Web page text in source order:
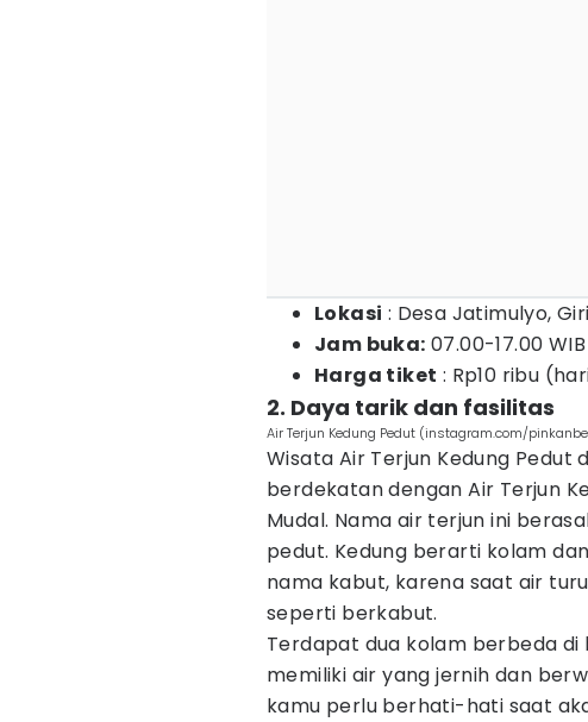
Lokasi : Desa Jatimulyo,
Jam buka: 07.00-17.00 WIB
Harga tiket : Rp10 ribu
2. Daya tarik dan fasilitas
Air Terjun Kedung Pedut (instagram.com/
Wisata Air Terjun Kedung Pedut
berdekatan dengan Air Terjun
Mudal. Nama air terjun ini
pedut. Kedung berarti kolam
nama kabut, karena saat air
seperti berkabut.
Terdapat dua kolam berbeda di
memiliki air yang jernih dan
kamu perlu berhati-hati saat